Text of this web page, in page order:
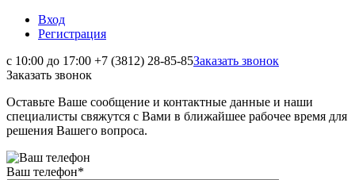
Вход
Регистрация
с 10:00 до 17:00 +7 (3812) 28-85-85Заказать звонок
Заказать звонок
Оставьте Ваше сообщение и контактные данные и наши
специалисты свяжутся с Вами в ближайшее рабочее время для
решения Вашего вопроса.
Ваш телефон*